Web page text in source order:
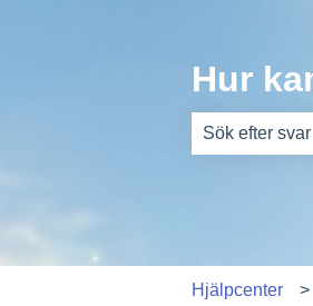
Hur
Hjälpcenter